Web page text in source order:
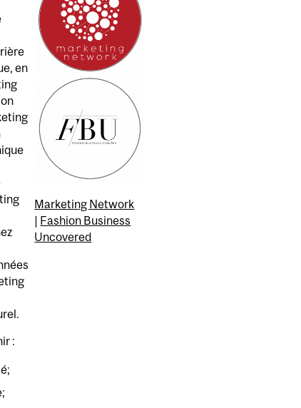
en
:
Marketing Network
| Fashion Business
Uncovered